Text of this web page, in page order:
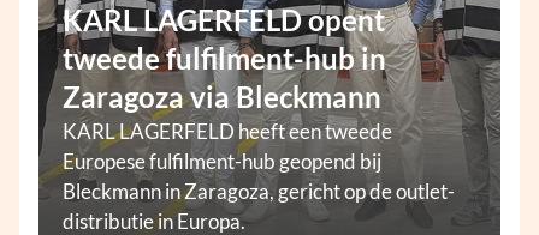
KARL LAGERFELD opent
tweede fulfilment-hub in
Zaragoza via Bleckmann
KARL LAGERFELD heeft een tweede
Europese fulfilment-hub geopend bij
Bleckmann in Zaragoza, gericht op de outlet-
distributie in Europa.